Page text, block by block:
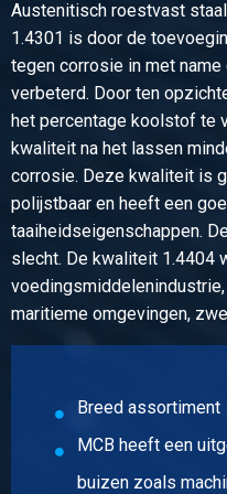
Bruto prijs
Selecteer
Artikelnummer
2430-0312-603290
Omschrijving
Rvs gelaste lasbocht type
Stuks gewicht in kg
Bruto prijs
Selecteer
Austenitisch roestvast
1.4301 is door de
tegen corrosie in met
verbeterd. Door ten
het percentage koolstof te
kwaliteit na het lassen
corrosie. Deze kwaliteit is
polijstbaar en heeft een
taaiheidseigenschappen.
slecht. De kwaliteit 1.4404
maritieme omgevingen,
Breed assortiment
MCB heeft een
buizen zoals